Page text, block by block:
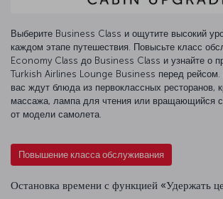
Выберите Business Class и ощутите высокий
каждом этапе путешествия. Повысьте класс
Economy Class до Business Class и узнайте о
Turkish Airlines Lounge Business перед рейсом.
вас ждут блюда из первоклассных ресторанов,
массажа, лампа для чтения или вращающийся
от модели самолета.
Повышение класса обслуживания
Остановка времени с функцией «Удержать